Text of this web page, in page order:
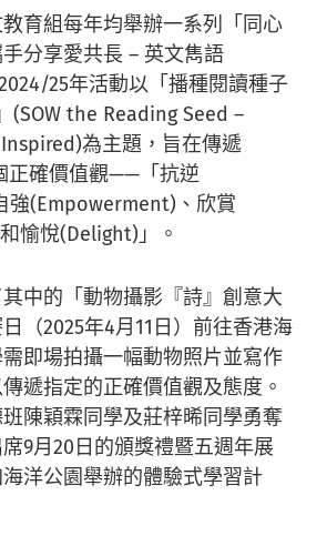
育組每年均舉辦一系列「同心
分享愛共長 – 英文雋語
25年活動以「播種閱讀種子
(SOW the Reading Seed –
為主題，旨在傳遞
正確價值觀——「抗逆
強(Empowerment)、欣賞
愉悅(Delight)」。
中的「動物攝影『詩』創意大
（2025年4月11日）前往香港海
即場拍攝一幅動物照片並寫作
遞指定的正確價值觀及態度。
陳穎霖同學及莊梓晞同學勇奪
9月20日的頒獎禮暨五週年展
洋公園舉辦的體驗式學習計